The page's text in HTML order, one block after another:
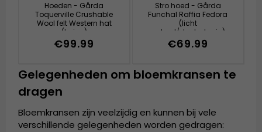
Hoeden - Gårda
Toquerville Crushable
Wool felt Western hat
(beige)
€99.99
Stro hoed - Gårda
Funchal Raffia Fedora
(licht
naturel/donkerbruin)
€69.99
Gelegenheden om bloemkransen te
dragen
Bloemkransen zijn veelzijdig en kunnen bij vele
verschillende gelegenheden worden gedragen: